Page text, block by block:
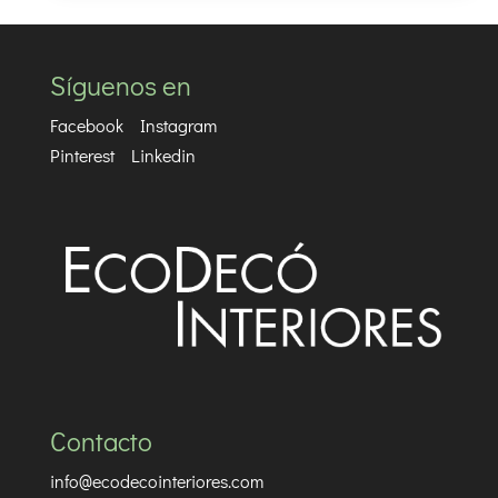
Síguenos en
Facebook
Instagram
Pinterest
Linkedin
Contacto
info@ecodecointeriores.com